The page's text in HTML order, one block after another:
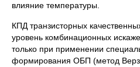
влияние температуры.
КПД транзисторных
уровень комбинационных
только при применении
формирования ОБП (метод